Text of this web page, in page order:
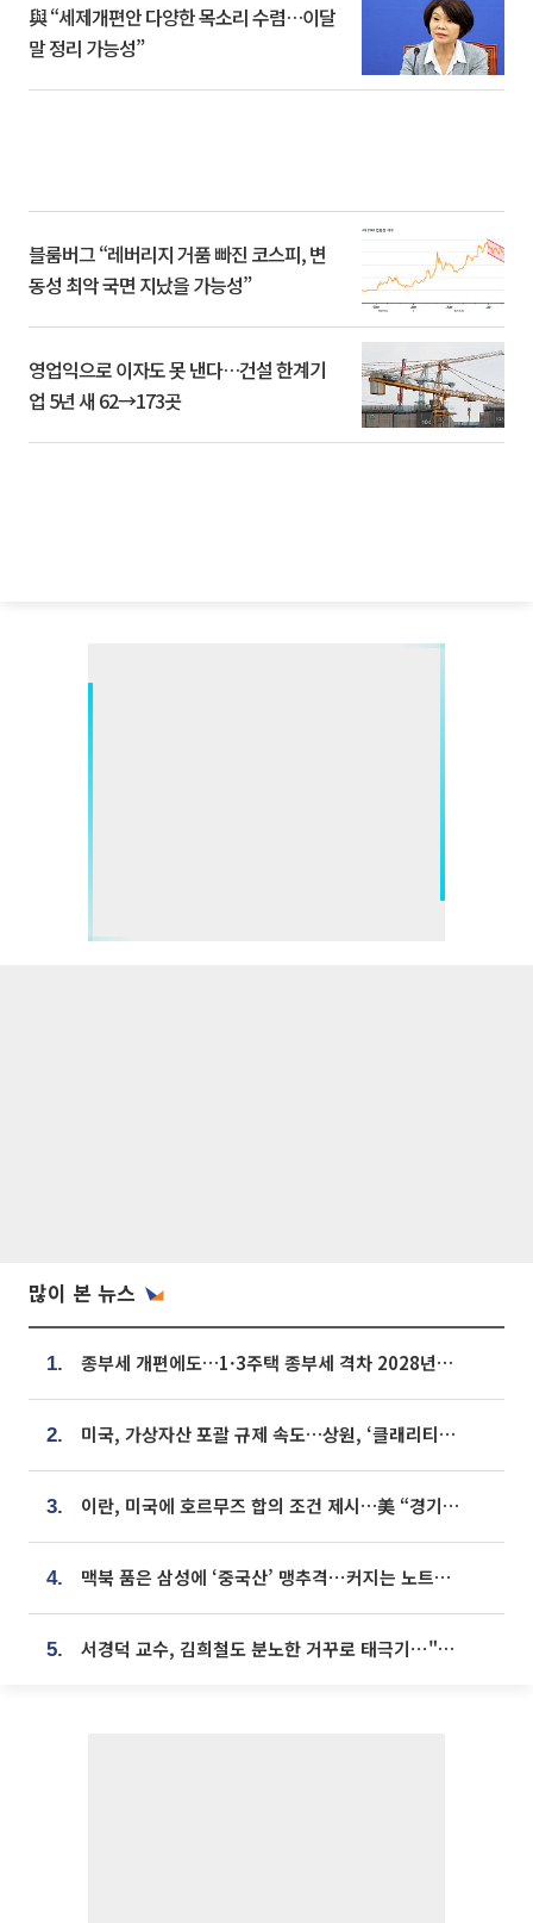
與 “세제개편안 다양한 목소리 수렴…이달
말 정리 가능성”
블룸버그 “레버리지 거품 빠진 코스피, 변
동성 최악 국면 지났을 가능성”
영업익으로 이자도 못 낸다…건설 한계기
업 5년 새 62→173곳
많이 본 뉴스
1. 종부세 개편에도…1·3주택 종부세 격차 2028년부터 확대
2. 미국, 가상자산 포괄 규제 속도…상원, ‘클래리티법’ 9월 절차투표 추진
3. 이란, 미국에 호르무즈 합의 조건 제시…美 “경기 아직 안 끝나” [종합]
4. 맥북 품은 삼성에 ‘중국산’ 맹추격⋯커지는 노트북 OLED 시장
5. 서경덕 교수, 김희철도 분노한 거꾸로 태극기⋯"엉터리는 아냐, 아쉬울 뿐"